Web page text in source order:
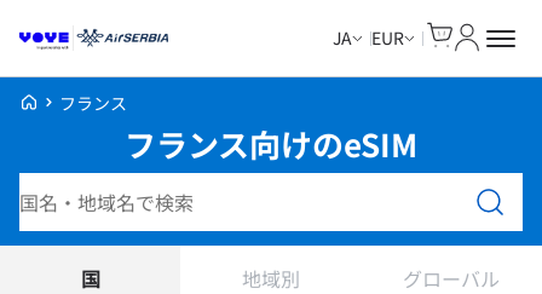
JA EUR
Voye Homepage
フランス
フランス向けのeSIM
国 地域別 グローバル